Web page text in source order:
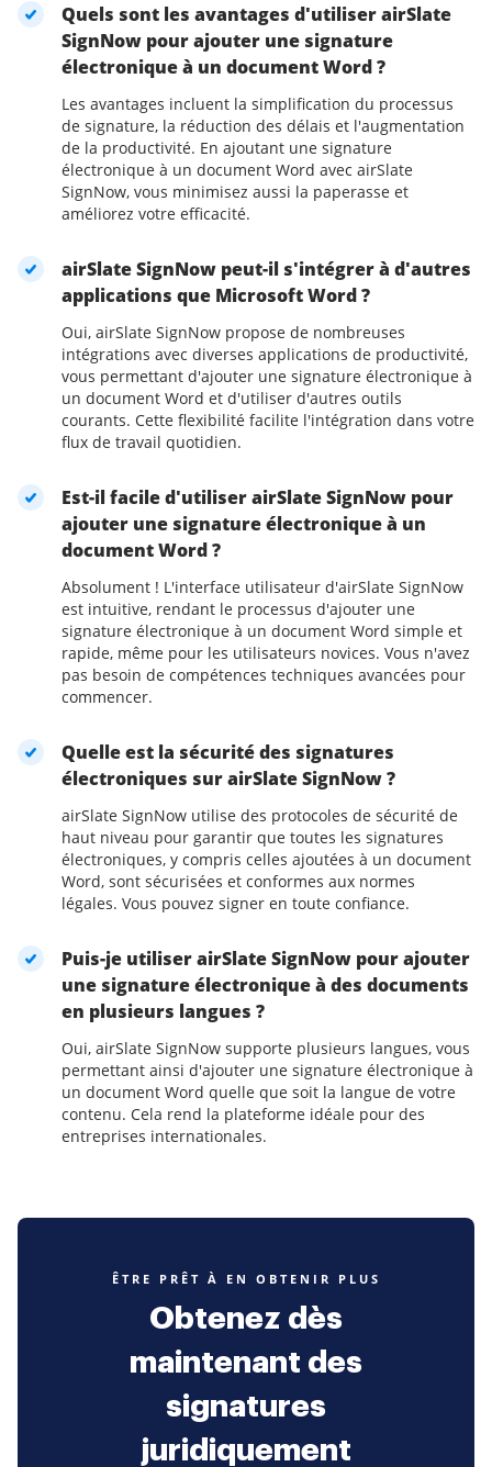
Quels sont les avantages d'utiliser airSlate
SignNow pour ajouter une signature
électronique à un document Word ?
Les avantages incluent la simplification du processus
de signature, la réduction des délais et l'augmentation
de la productivité. En ajoutant une signature
électronique à un document Word avec airSlate
SignNow, vous minimisez aussi la paperasse et
améliorez votre efficacité.
airSlate SignNow peut-il s'intégrer à d'autres
applications que Microsoft Word ?
Oui, airSlate SignNow propose de nombreuses
intégrations avec diverses applications de productivité,
vous permettant d'ajouter une signature électronique à
un document Word et d'utiliser d'autres outils
courants. Cette flexibilité facilite l'intégration dans votre
flux de travail quotidien.
Est-il facile d'utiliser airSlate SignNow pour
ajouter une signature électronique à un
document Word ?
Absolument ! L'interface utilisateur d'airSlate SignNow
est intuitive, rendant le processus d'ajouter une
signature électronique à un document Word simple et
rapide, même pour les utilisateurs novices. Vous n'avez
pas besoin de compétences techniques avancées pour
commencer.
Quelle est la sécurité des signatures
électroniques sur airSlate SignNow ?
airSlate SignNow utilise des protocoles de sécurité de
haut niveau pour garantir que toutes les signatures
électroniques, y compris celles ajoutées à un document
Word, sont sécurisées et conformes aux normes
légales. Vous pouvez signer en toute confiance.
Puis-je utiliser airSlate SignNow pour ajouter
une signature électronique à des documents
en plusieurs langues ?
Oui, airSlate SignNow supporte plusieurs langues, vous
permettant ainsi d'ajouter une signature électronique à
un document Word quelle que soit la langue de votre
contenu. Cela rend la plateforme idéale pour des
entreprises internationales.
ÊTRE PRÊT À EN OBTENIR PLUS
Obtenez dès
maintenant des
signatures
juridiquement